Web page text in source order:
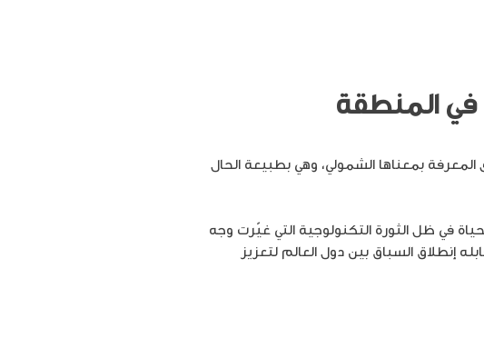
في المنطقة
بمعناها الشمولي، وهي بطبيعة الحال
في ظل الثورة التكنولوجية التي غيّرت وجه
إنطلاق السباق بين دول العالم لتعزيز